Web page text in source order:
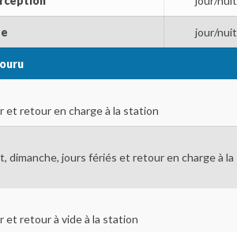
jour/nuit
et retour en charge à la station
dimanche, jours fériés et retour en charge à la
et retour à vide à la station